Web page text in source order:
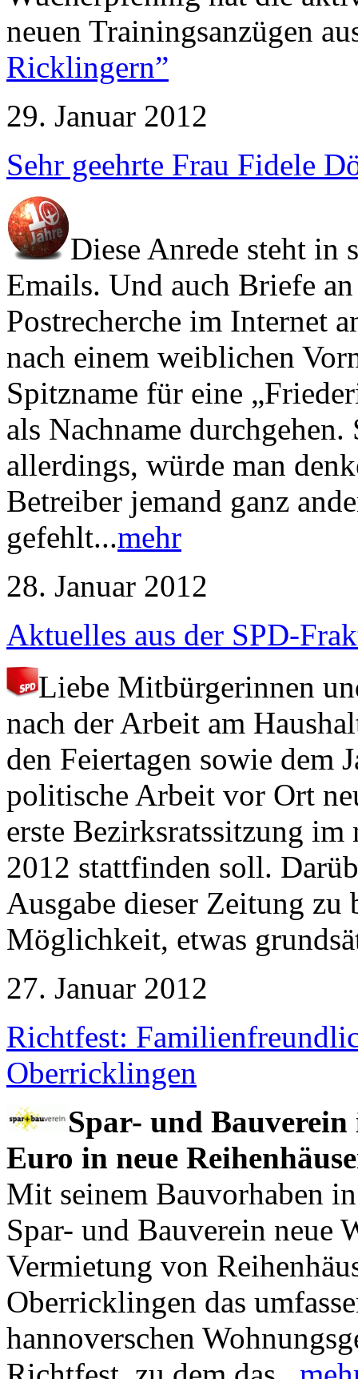
neuen Trainingsanzügen
Ricklingern”
29. Januar 2012
Sehr geehrte Frau Fidele
Diese Anrede steht in
Emails. Und auch Briefe
Postrecherche im Internet
nach einem weiblichen
Spitzname für eine
als Nachname
allerdings, würde man
Betreiber jemand ganz
gefehlt...mehr
28. Januar 2012
Aktuelles aus der SPD-
Liebe Mitbürgerinnen
nach der Arbeit am
den Feiertagen sowie dem
politische Arbeit vor Ort
erste Bezirksratssitzung im
2012 stattfinden soll.
Ausgabe dieser Zeitung
Möglichkeit, etwas
27. Januar 2012
Richtfest:
Oberricklingen
Spar- und
Euro in neue
Mit seinem Bauvorhaben
Spar- und Bauverein neue
Vermietung von
Oberricklingen das
hannoverschen